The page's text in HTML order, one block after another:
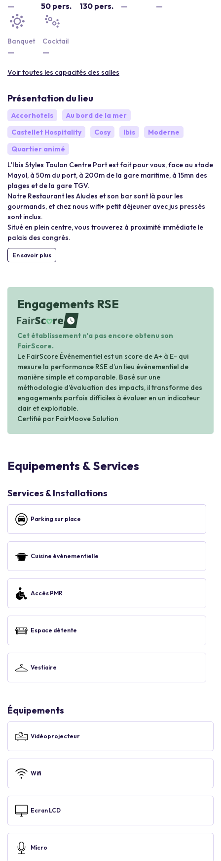
— 50 pers. 130 pers. — —
Banquet
—
Cocktail
—
Voir toutes les capacités des salles
Présentation du lieu
Accorhotels
Au bord de la mer
Castellet Hospitality
Cosy Ibis
Moderne
Quartier animé
L'Ibis Styles Toulon Centre Port est fait pour vous, face au stade
Mayol, à 50m du port, à 200m de la gare maritime, à 15mn des
plages et de la gare TGV.
Notre Restaurant les Aludes et son bar sont là pour les
gourmands, et chez nous wifi+ petit déjeuner avec jus pressés
sont inclus.
Situé en plein centre, vous trouverez à proximité immédiate le
palais des congrès.
En savoir plus
Engagements RSE
waiting
Cet établissement n'a pas encore obtenu son
FairScore.
Le FairScore Événementiel est un score de A+ à E- qui
mesure la performance RSE d’un lieu événementiel de
manière simple et comparable. Basé sur une
méthodologie d’évaluation des impacts, il transforme des
engagements parfois difficiles à évaluer en un indicateur
clair et exploitable.
Certifié par FairMoove Solution
Equipements & Services
Services & Installations
Parking sur place
Cuisine événementielle
Accès PMR
Espace détente
Vestiaire
Équipements
Vidéoprojecteur
Wifi
Ecran LCD
Micro